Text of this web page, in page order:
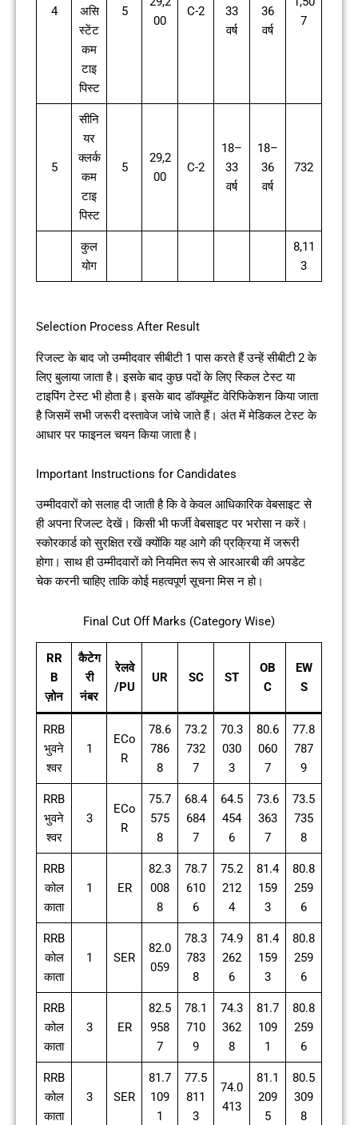
4
असि
स्टेंट
कम
टाइ
पिस्ट
5
00
C-2
33
वर्ष
36
वर्ष
7
5
सीनि
यर
क्लर्क
कम
टाइ
पिस्ट
5
29,2
00
C-2
18–
33
वर्ष
18–
36
वर्ष
732
कुल
योग
8,11
3
Selection Process After Result
रिजल्ट के बाद जो उम्मीदवार सीबीटी 1 पास करते हैं उन्हें सीबीटी 2 के
लिए बुलाया जाता है। इसके बाद कुछ पदों के लिए स्किल टेस्ट या
टाइपिंग टेस्ट भी होता है। इसके बाद डॉक्यूमेंट वेरिफिकेशन किया जाता
है जिसमें सभी जरूरी दस्तावेज जांचे जाते हैं। अंत में मेडिकल टेस्ट के
आधार पर फाइनल चयन किया जाता है।
Important Instructions for Candidates
उम्मीदवारों को सलाह दी जाती है कि वे केवल आधिकारिक वेबसाइट से
ही अपना रिजल्ट देखें। किसी भी फर्जी वेबसाइट पर भरोसा न करें।
स्कोरकार्ड को सुरक्षित रखें क्योंकि यह आगे की प्रक्रिया में जरूरी
होगा। साथ ही उम्मीदवारों को नियमित रूप से आरआरबी की अपडेट
चेक करनी चाहिए ताकि कोई महत्वपूर्ण सूचना मिस न हो।
Final Cut Off Marks (Category Wise)
RR
B
ज़ोन
कैटेग
री
नंबर
रेलवे
/PU
UR SC ST
OB
C
EW
S
RRB
भुवने
श्वर
1
ECo
R
78.6
786
8
73.2
732
7
70.3
030
3
80.6
060
7
77.8
787
9
RRB
भुवने
श्वर
3
ECo
R
75.7
575
8
68.4
684
7
64.5
454
6
73.6
363
7
73.5
735
8
RRB
कोल
काता
1 ER
82.3
008
8
78.7
610
6
75.2
212
4
81.4
159
3
80.8
259
6
RRB
कोल
काता
1 SER
82.0
059
78.3
783
8
74.9
262
6
81.4
159
3
80.8
259
6
RRB
कोल
काता
3 ER
82.5
958
7
78.1
710
9
74.3
362
8
81.7
109
1
80.8
259
6
RRB
कोल
काता
3 SER
81.7
109
1
77.5
811
3
74.0
413
81.1
209
5
80.5
309
8